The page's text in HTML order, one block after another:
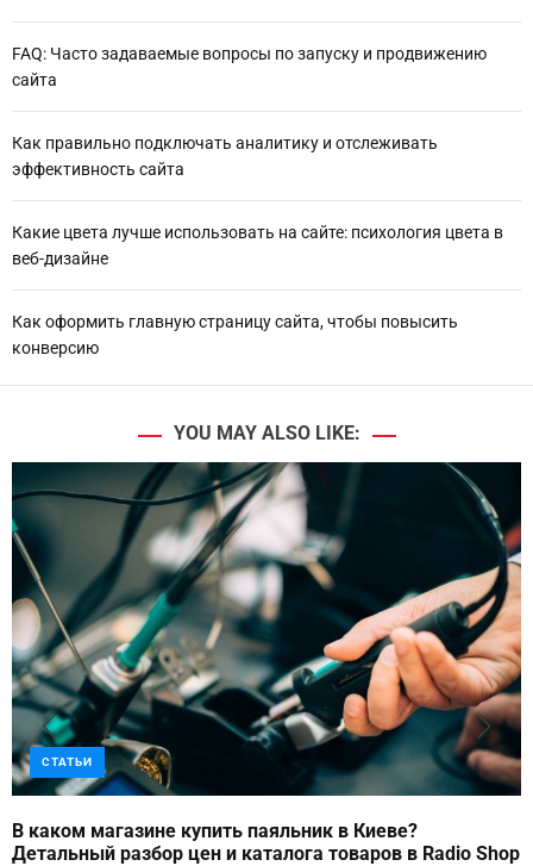
FAQ: Часто задаваемые вопросы по запуску и продвижению
сайта
Как правильно подключать аналитику и отслеживать
эффективность сайта
Какие цвета лучше использовать на сайте: психология цвета в
веб-дизайне
Как оформить главную страницу сайта, чтобы повысить
конверсию
YOU MAY ALSO LIKE:
СТАТЬИ
В каком магазине купить паяльник в Киеве?
Детальный разбор цен и каталога товаров в Radio Shop